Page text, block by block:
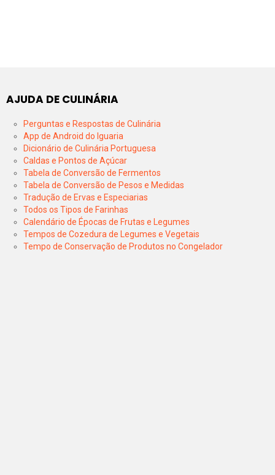
AJUDA DE CULINÁRIA
Perguntas e Respostas de Culinária
App de Android do Iguaria
Dicionário de Culinária Portuguesa
Caldas e Pontos de Açúcar
Tabela de Conversão de Fermentos
Tabela de Conversão de Pesos e Medidas
Tradução de Ervas e Especiarias
Todos os Tipos de Farinhas
Calendário de Épocas de Frutas e Legumes
Tempos de Cozedura de Legumes e Vegetais
Tempo de Conservação de Produtos no Congelador